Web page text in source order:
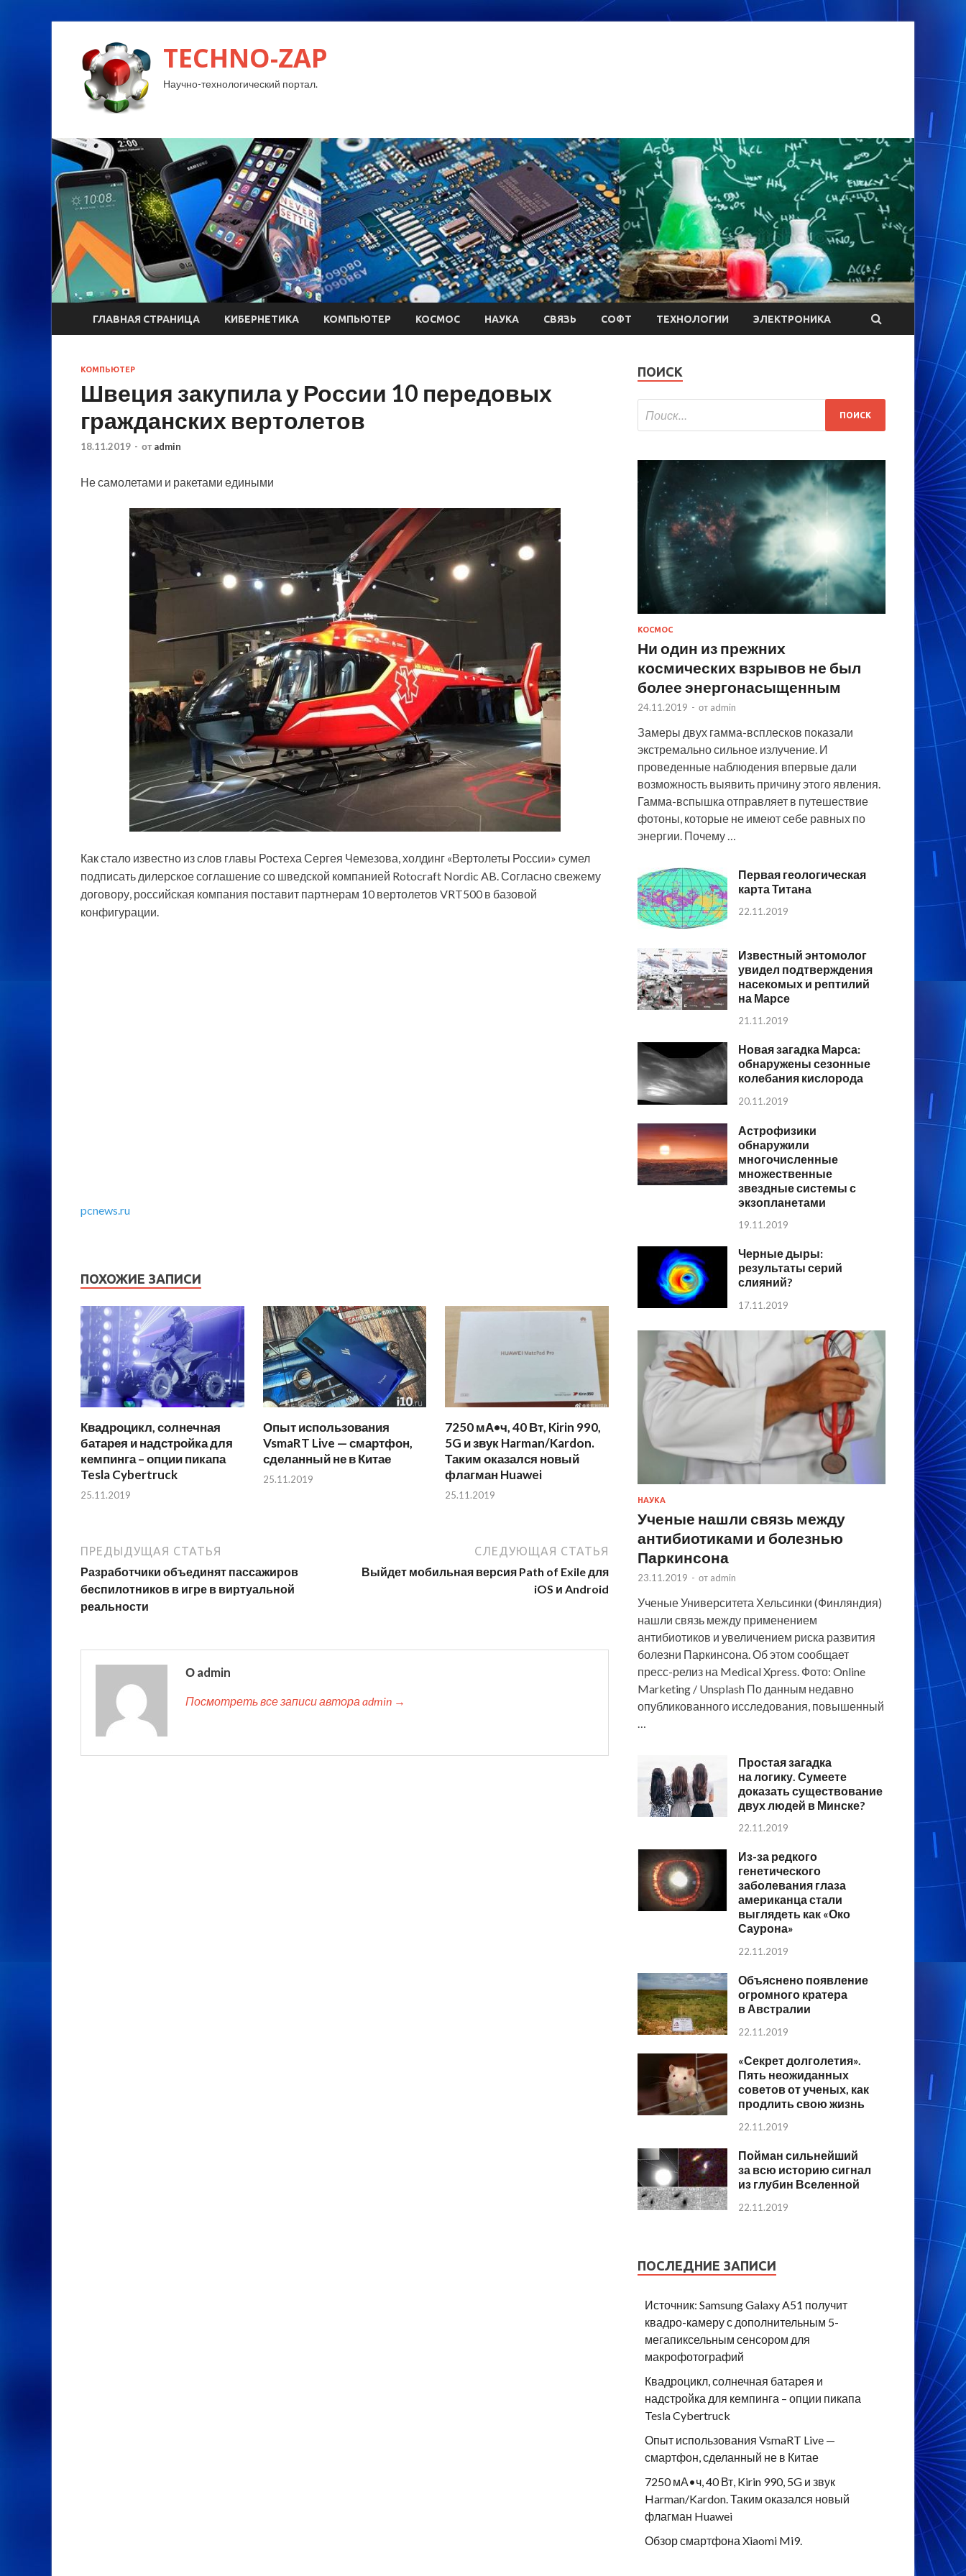
TECHNO-ZAP
Научно-технологический портал.
ГЛАВНАЯ СТРАНИЦА КИБЕРНЕТИКА КОМПЬЮТЕР КОСМОС НАУКА СВЯЗЬ СОФТ ТЕХНОЛОГИИ ЭЛЕКТРОНИКА
КОМПЬЮТЕР
Швеция закупила у России 10 передовых
гражданских вертолетов
18.11.2019 - от admin
Не самолетами и ракетами едиными
Как стало известно из слов главы Ростеха Сергея Чемезова, холдинг «Вертолеты России» сумел
подписать дилерское соглашение со шведской компанией Rotocraft Nordic AB. Согласно свежему
договору, российская компания поставит партнерам 10 вертолетов VRT500 в базовой
конфигурации.
pcnews.ru
ПОХОЖИЕ ЗАПИСИ
Квадроцикл, солнечная
батарея и надстройка для
кемпинга – опции пикапа
Tesla Cybertruck
25.11.2019
Опыт использования
VsmaRT Live — смартфон,
сделанный не в Китае
25.11.2019
7250 мА•ч, 40 Вт, Kirin 990,
5G и звук Harman/Kardon.
Таким оказался новый
флагман Huawei
25.11.2019
ПРЕДЫДУЩАЯ СТАТЬЯ
Разработчики объединят пассажиров
беспилотников в игре в виртуальной
реальности
СЛЕДУЮЩАЯ СТАТЬЯ
Выйдет мобильная версия Path of Exile для
iOS и Android
О admin
Посмотреть все записи автора admin →
ПОИСК
КОСМОС
Ни один из прежних
космических взрывов не был
более энергонасыщенным
24.11.2019 - от admin
Замеры двух гамма-всплесков показали
экстремально сильное излучение. И
проведенные наблюдения впервые дали
возможность выявить причину этого явления.
Гамма-вспышка отправляет в путешествие
фотоны, которые не имеют себе равных по
энергии. Почему …
Первая геологическая
карта Титана
22.11.2019
Известный энтомолог
увидел подтверждения
насекомых и рептилий
на Марсе
21.11.2019
Новая загадка Марса:
обнаружены сезонные
колебания кислорода
20.11.2019
Астрофизики
обнаружили
многочисленные
множественные
звездные системы с
экзопланетами
19.11.2019
Черные дыры:
результаты серий
слияний?
17.11.2019
НАУКА
Ученые нашли связь между
антибиотиками и болезнью
Паркинсона
23.11.2019 - от admin
Ученые Университета Хельсинки (Финляндия)
нашли связь между применением
антибиотиков и увеличением риска развития
болезни Паркинсона. Об этом сообщает
пресс-релиз на Medical Xpress. Фото: Online
Marketing / Unsplash По данным недавно
опубликованного исследования, повышенный
Простая загадка
на логику. Сумеете
доказать существование
двух людей в Минске?
22.11.2019
Из-за редкого
генетического
заболевания глаза
американца стали
выглядеть как «Око
Саурона»
22.11.2019
Объяснено появление
огромного кратера
в Австралии
22.11.2019
«Секрет долголетия».
Пять неожиданных
советов от ученых, как
продлить свою жизнь
22.11.2019
Пойман сильнейший
за всю историю сигнал
из глубин Вселенной
22.11.2019
ПОСЛЕДНИЕ ЗАПИСИ
Источник: Samsung Galaxy A51 получит
квадро-камеру с дополнительным 5-
мегапиксельным сенсором для
макрофотографий
Квадроцикл, солнечная батарея и
надстройка для кемпинга – опции пикапа
Tesla Cybertruck
Опыт использования VsmaRT Live —
смартфон, сделанный не в Китае
7250 мА•ч, 40 Вт, Kirin 990, 5G и звук
Harman/Kardon. Таким оказался новый
флагман Huawei
Обзор смартфона Xiaomi Mi9.